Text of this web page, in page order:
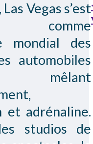
Vegas s’est
comme
mondial des
automobiles
mêlant
et adrénaline.
studios de